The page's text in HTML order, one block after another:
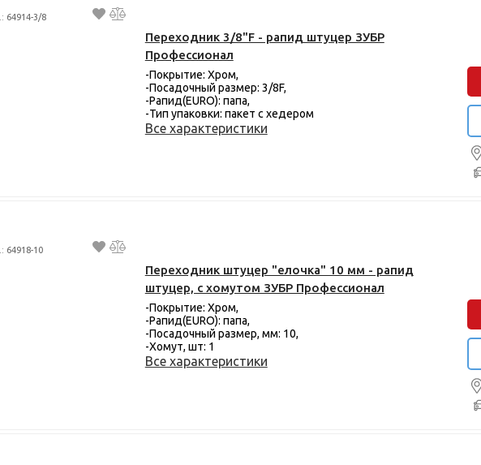
64914-3/8
Переходник 3/8"F - рапид штуцер ЗУБР
Профессионал
-Покрытие: Хром,
-Посадочный размер: 3/8F,
-Рапид(EURO): папа,
-Тип упаковки: пакет с хедером
Все характеристики
64918-10
Переходник штуцер "елочка" 10 мм - рапид
штуцер, с хомутом ЗУБР Профессионал
-Покрытие: Хром,
-Рапид(EURO): папа,
-Посадочный размер, мм: 10,
-Хомут, шт: 1
Все характеристики